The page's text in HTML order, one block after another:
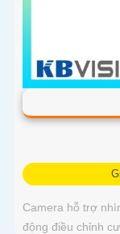
Camera hỗ trợ
động điều chỉnh